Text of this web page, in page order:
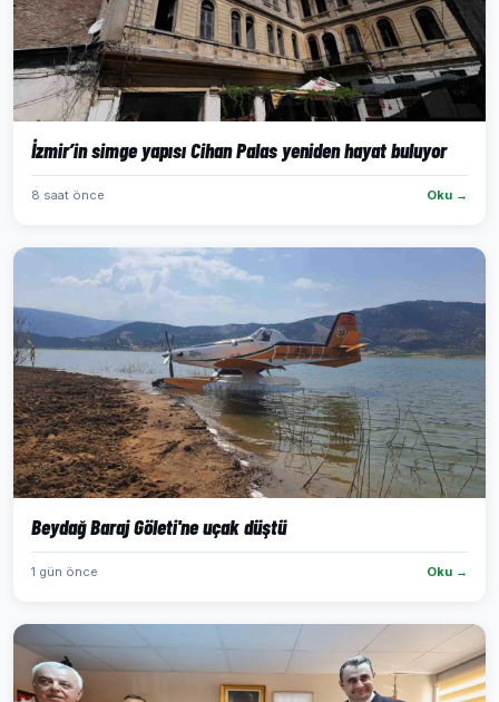
İzmir’in simge yapısı Cihan Palas yeniden hayat buluyor
8 saat önce Oku →
Beydağ Baraj Göleti'ne uçak düştü
1 gün önce Oku →